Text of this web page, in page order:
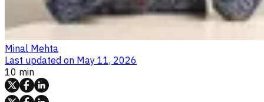
Minal Mehta
Last updated on May 11, 2026
10 min